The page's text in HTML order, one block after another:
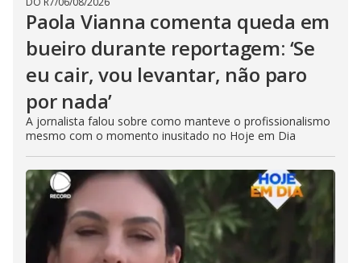
Paola Vianna comenta queda em
bueiro durante reportagem: ‘Se
eu cair, vou levantar, não paro
por nada’
A jornalista falou sobre como manteve o profissionalismo
mesmo com o momento inusitado no Hoje em Dia